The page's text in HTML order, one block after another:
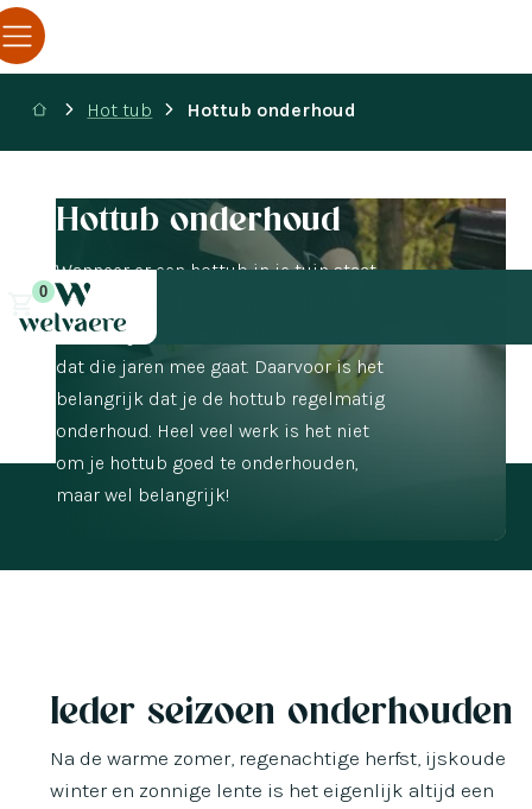
0
Hot tub Hottub onderhoud
Hottub onderhoud
Wanneer er een hottub in je tuin staat
te blinken wil je natuurlijk dat deze
mooi blijft. En niet alleen mooi, ook
dat die jaren mee gaat. Daarvoor is het
belangrijk dat je de hottub regelmatig
onderhoud. Heel veel werk is het niet
om je hottub goed te onderhouden,
maar wel belangrijk!
Ieder seizoen onderhouden
Na de warme zomer, regenachtige herfst, ijskoude
winter en zonnige lente is het eigenlijk altijd een